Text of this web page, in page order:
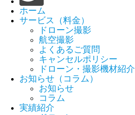
ホーム
サービス（料金）
ドローン撮影
航空撮影
よくあるご質問
キャンセルポリシー
ドローン・撮影機材紹介
お知らせ（コラム）
お知らせ
コラム
実績紹介